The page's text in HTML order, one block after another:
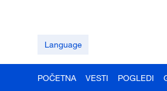
Language
POČETNA VESTI POGLEDI